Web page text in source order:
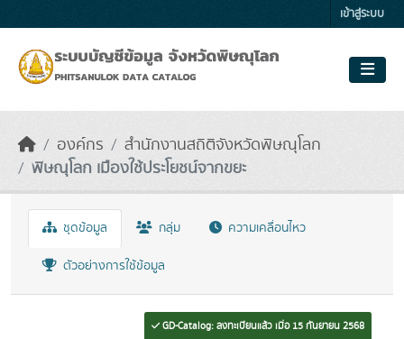
เข้าสู่ระบบ
องค์กร
สำนักงานสถิติจังหวัดพิษณุโลก
พิษณุโลก เมืองใช้ประโยชน์จากขยะ
ชุดข้อมูล กลุ่ม ความเคลื่อนไหว
ตัวอย่างการใช้ข้อมูล
GD-Catalog: ลงทะเบียนแล้ว เมื่อ 15 กันยายน 2568